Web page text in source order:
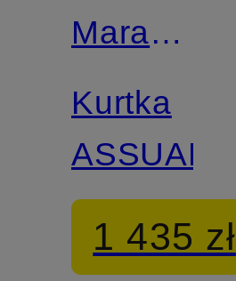
Mara
STUDIO
Kurtka
ASSUAN
1 435 zł